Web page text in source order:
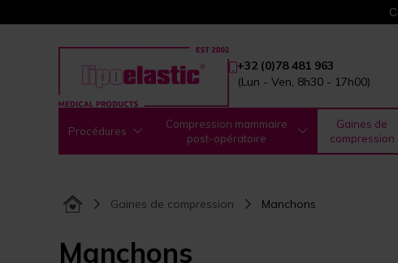
+32 (0)78 481 963
(Lun - Ven, 8h30 - 17h00)
Procédures
Compression mammaire
post-opératoire
Gaines de
compression
Gaines de compression Manchons
Manchons